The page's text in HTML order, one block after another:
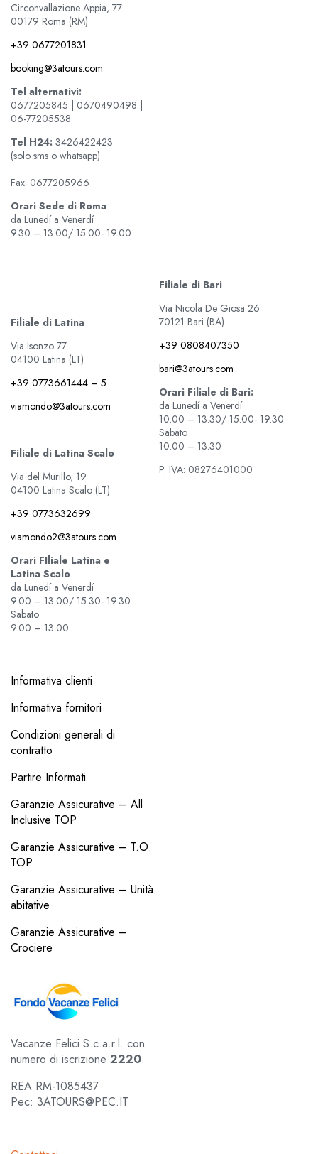
Circonvallazione Appia, 77
00179 Roma (RM)
+39 0677201831
booking@3atours.com
Tel alternativi:
0677205845 | 0670490498 |
06-77205538
Tel H24: 3426422423
(solo sms o whatsapp)
Fax: 0677205966
Orari Sede di Roma
da Lunedí a Venerdí
9.30 – 13.00/ 15.00- 19.00
Filiale di Latina
Via Isonzo 77
04100 Latina (LT)
+39 0773661444 – 5
viamondo@3atours.com
Filiale di Latina Scalo
Via del Murillo, 19
04100 Latina Scalo (LT)
+39 0773632699
viamondo2@3atours.com
Orari FIliale Latina e
Latina Scalo
da Lunedí a Venerdí
9.00 – 13.00/ 15.30- 19.30
Sabato
9.00 – 13.00
Filiale di Bari
Via Nicola De Giosa 26
70121 Bari (BA)
+39 0808407350
bari@3atours.com
Orari Filiale di Bari:
da Lunedí a Venerdí
10.00 – 13.30/ 15.00- 19.30
Sabato
10:00 – 13:30
P. IVA: 08276401000
Informativa clienti
Informativa fornitori
Condizioni generali di
contratto
Partire Informati
Garanzie Assicurative – All
Inclusive TOP
Garanzie Assicurative – T.O.
TOP
Garanzie Assicurative – Unità
abitative
Garanzie Assicurative –
Crociere
Vacanze Felici S.c.a.r.l. con
numero di iscrizione 2220.
REA RM-1085437
Pec: 3ATOURS@PEC.IT